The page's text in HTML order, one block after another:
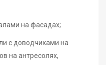
на фасадах;
с доводчиками на
на антресолях,